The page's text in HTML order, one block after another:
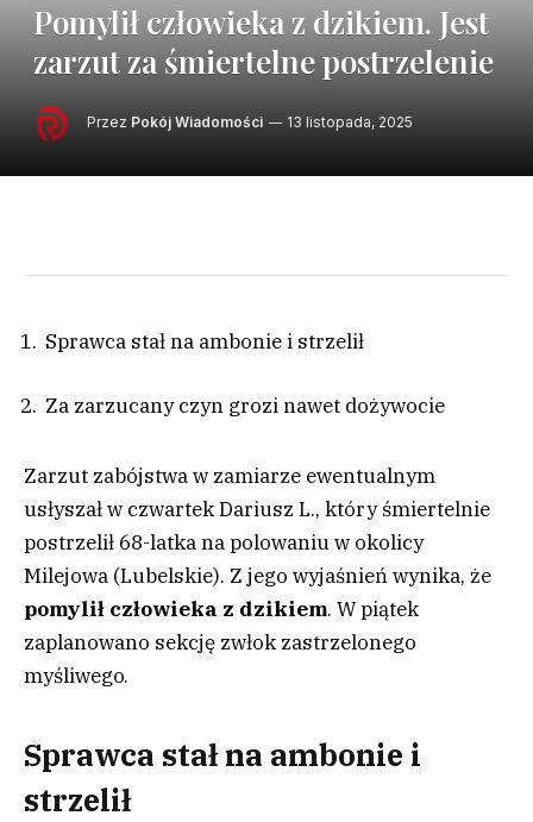
Pomylił człowieka z dzikiem. Jest
zarzut za śmiertelne postrzelenie
Przez Pokój Wiadomości 13 listopada, 2025
Sprawca stał na ambonie i strzelił
Za zarzucany czyn grozi nawet dożywocie
Zarzut zabójstwa w zamiarze ewentualnym
usłyszał w czwartek Dariusz L., który śmiertelnie
postrzelił 68-latka na polowaniu w okolicy
Milejowa (Lubelskie). Z jego wyjaśnień wynika, że
pomylił człowieka z dzikiem. W piątek
zaplanowano sekcję zwłok zastrzelonego
myśliwego.
Sprawca stał na ambonie i
strzelił